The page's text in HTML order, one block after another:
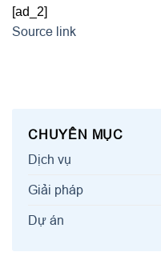
[ad_2]
Source link
CHUYÊN MỤC
Dịch vụ
Giải pháp
Dự án